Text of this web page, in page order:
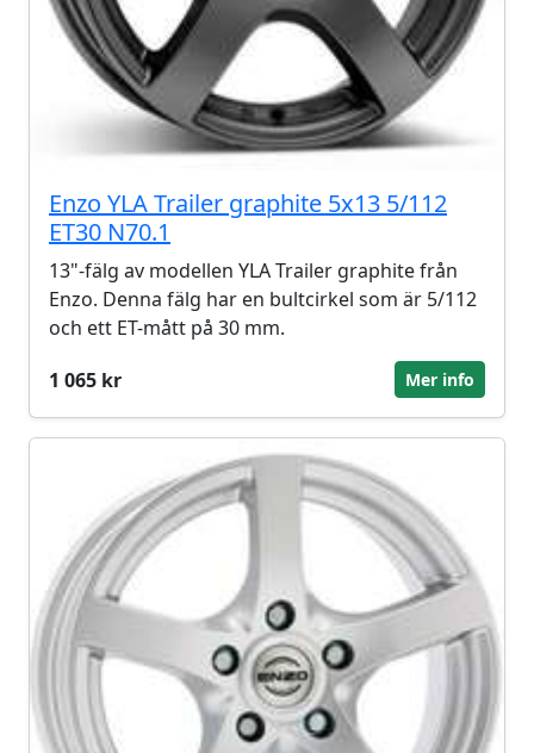
Enzo YLA Trailer graphite 5x13 5/112
ET30 N70.1
13"-fälg av modellen YLA Trailer graphite från
Enzo. Denna fälg har en bultcirkel som är 5/112
och ett ET-mått på 30 mm.
1 065 kr
Mer info